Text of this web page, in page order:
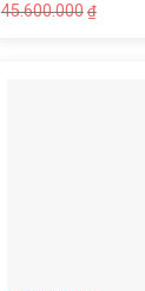
45.600.000 ₫